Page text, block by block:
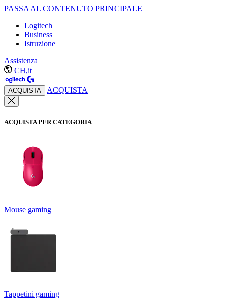
PASSA AL CONTENUTO PRINCIPALE
Logitech
Business
Istruzione
Assistenza
CH,it
ACQUISTA ACQUISTA
ACQUISTA PER CATEGORIA
Mouse gaming
Tappetini gaming